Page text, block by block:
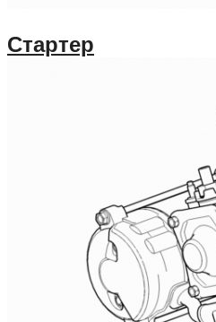
Стартер